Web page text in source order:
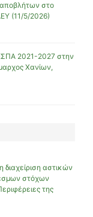
στο
(11/5/2026)
2021-2027 στην
Χανίων,
αστικών
στόχων
της